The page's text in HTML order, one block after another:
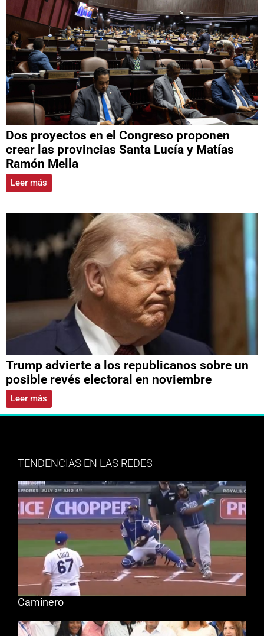
Dos proyectos en el Congreso proponen
crear las provincias Santa Lucía y Matías
Ramón Mella
Leer más
Trump advierte a los republicanos sobre un
posible revés electoral en noviembre
Leer más
TENDENCIAS EN LAS REDES
Caminero